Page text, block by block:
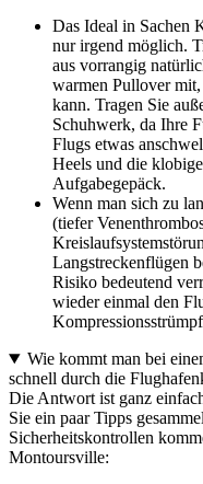
Das Ideal in Sachen
nur irgend möglich.
aus vorrangig
warmen Pullover
kann. Tragen Sie
Schuhwerk, da Ihre
Flugs etwas
Heels und die
Aufgabegepäck.
Wenn man sich zu
(tiefer
Langstreckenflügen
Risiko bedeutend
wieder einmal den
Wie kommt man bei
schnell durch die
Die Antwort ist ganz
Sie ein paar Tipps
Sicherheitskontrollen
Montoursville: